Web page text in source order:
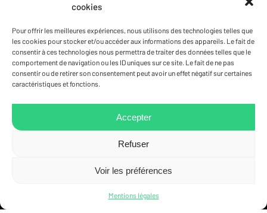
cookies
Pour offrir les meilleures expériences, nous utilisons des technologies telles que
les cookies pour stocker et/ou accéder aux informations des appareils. Le fait de
consentir à ces technologies nous permettra de traiter des données telles que le
comportement de navigation ou les ID uniques sur ce site. Le fait de ne pas
consentir ou de retirer son consentement peut avoir un effet négatif sur certaines
caractéristiques et fonctions.
Accepter
Refuser
Voir les préférences
Mentions légales
9 boulevard du Jazz
L-4370 Belval
(+352) 58 26 66
technique@technoconsult.lu